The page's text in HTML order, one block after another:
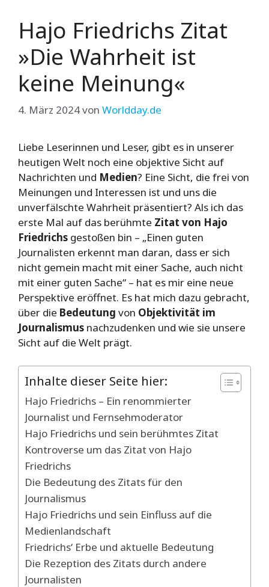
Hajo Friedrichs Zitat
»Die Wahrheit ist
keine Meinung«
4. März 2024von Worldday.de
Liebe Leserinnen und Leser, gibt es in unserer
heutigen Welt noch eine objektive Sicht auf
Nachrichten und Medien? Eine Sicht, die frei von
Meinungen und Interessen ist und uns die
unverfälschte Wahrheit präsentiert? Als ich das
erste Mal auf das berühmte Zitat von Hajo
Friedrichs gestoßen bin – „Einen guten
Journalisten erkennt man daran, dass er sich
nicht gemein macht mit einer Sache, auch nicht
mit einer guten Sache“ – hat es mir eine neue
Perspektive eröffnet. Es hat mich dazu gebracht,
über die Bedeutung von Objektivität im
Journalismus nachzudenken und wie sie unsere
Sicht auf die Welt prägt.
Inhalte dieser Seite hier:
Hajo Friedrichs – Ein renommierter
Journalist und Fernsehmoderator
Hajo Friedrichs und sein berühmtes Zitat
Kontroverse um das Zitat von Hajo
Friedrichs
Die Bedeutung des Zitats für den
Journalismus
Hajo Friedrichs und sein Einfluss auf die
Medienlandschaft
Friedrichs‘ Erbe und aktuelle Bedeutung
Die Rezeption des Zitats durch andere
Journalisten